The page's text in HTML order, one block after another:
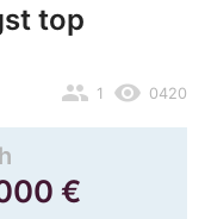
top
remove_red_eye 0420
people 1
€